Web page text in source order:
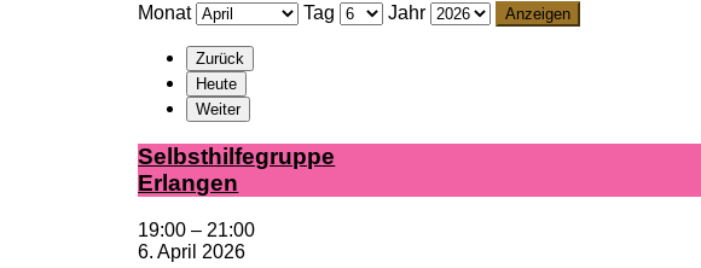
Monat Tag Jahr
Zurück
Heute
Weiter
Selbst­hil­fe­grup­pe
Er­lan­gen
19:00 – 21:00
6. April 2026